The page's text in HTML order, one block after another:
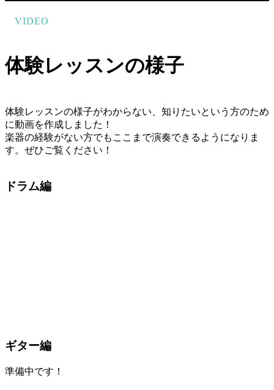
VIDEO
体験レッスンの様子
体験レッスンの様子がわからない、知りたいという方のため
に動画を作成しました！
楽器の経験がない方でもここまで演奏できるようになりま
す。ぜひご覧ください！
ドラム編
ギター編
準備中です！